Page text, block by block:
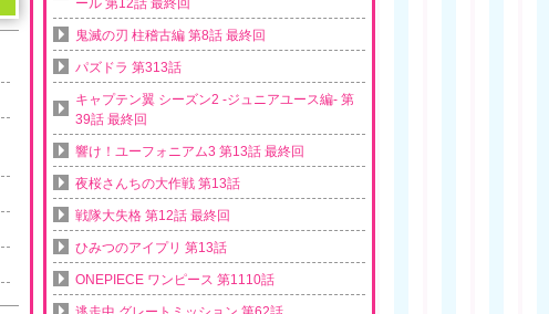
ール 第12話 最終回
鬼滅の刃 柱稽古編 第8話 最終回
パズドラ 第313話
キャプテン翼 シーズン2 -ジュニアユース編- 第
39話 最終回
響け！ユーフォニアム3 第13話 最終回
夜桜さんちの大作戦 第13話
戦隊大失格 第12話 最終回
ひみつのアイプリ 第13話
ONEPIECE ワンピース 第1110話